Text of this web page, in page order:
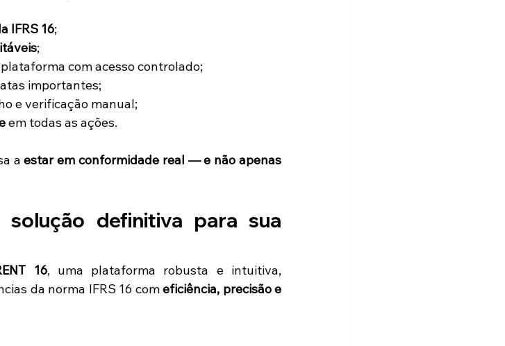
IFRS 16;
;
com acesso controlado;
importantes;
e verificação manual;
em todas as ações.
a estar em conformidade real — e não apenas
solução definitiva para sua
16, uma plataforma robusta e intuitiva,
da norma IFRS 16 com eficiência, precisão e